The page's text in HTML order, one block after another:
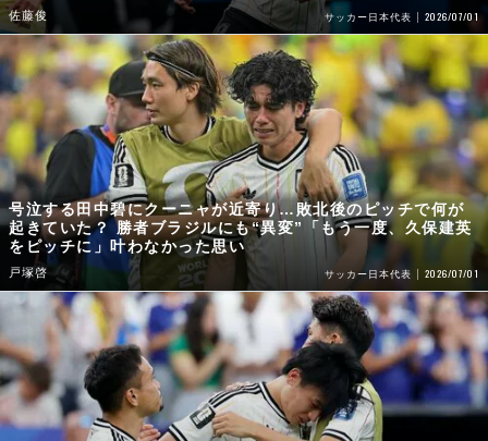
佐藤俊 サッカー日本代表 2026/07/01
号泣する田中碧にクーニャが近寄り…敗北後のピッチで何が
起きていた？ 勝者ブラジルにも“異変”「もう一度、久保建英
をピッチに」叶わなかった思い
戸塚啓 サッカー日本代表 2026/07/01